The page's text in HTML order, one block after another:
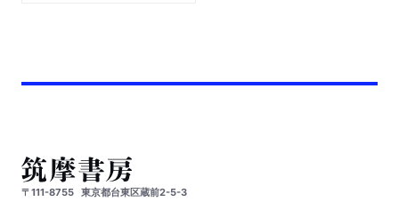
〒111-8755 東京都台東区蔵前2-5-3